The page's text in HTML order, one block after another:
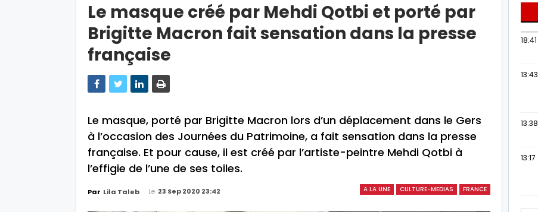
Le masque créé par Mehdi Qotbi et porté par
Brigitte Macron fait sensation dans la presse
française
Le masque, porté par Brigitte Macron lors d’un déplacement dans le Gers
à l’occasion des Journées du Patrimoine, a fait sensation dans la presse
française. Et pour cause, il est créé par l’artiste-peintre Mehdi Qotbi à
l’effigie de l’une de ses toiles.
A LA UNE CULTURE-MEDIAS FRANCE
Par Lila Taleb Le 23 Sep 2020 23:42
18:41
13:43
13:38
13:17